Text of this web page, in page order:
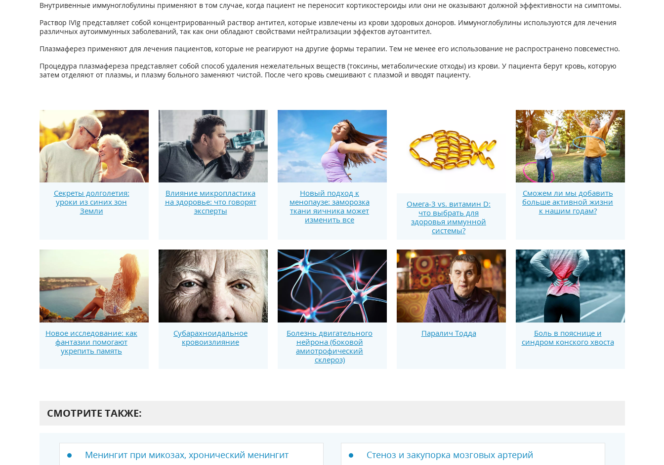
Внутривенные иммуноглобулины применяют в том случае, когда пациент не переносит кортикостероиды или они не оказывают должной эффективности на симптомы.
Раствор IVIg представляет собой концентрированный раствор антител, которые извлечены из крови здоровых доноров. Иммуноглобулины используются для лечения
различных аутоиммунных заболеваний, так как они обладают свойствами нейтрализации эффектов аутоантител.
Плазмаферез применяют для лечения пациентов, которые не реагируют на другие формы терапии. Тем не менее его использование не распространено повсеместно.
Процедура плазмафереза представляет собой способ удаления нежелательных веществ (токсины, метаболические отходы) из крови. У пациента берут кровь, которую
затем отделяют от плазмы, и плазму больного заменяют чистой. После чего кровь смешивают с плазмой и вводят пациенту.
Секреты долголетия:
уроки из синих зон
Земли
Влияние микропластика
на здоровье: что говорят
эксперты
Новый подход к
менопаузе: заморозка
ткани яичника может
изменить все
Омега-3 vs. витамин D:
что выбрать для
здоровья иммунной
системы?
Сможем ли мы добавить
больше активной жизни
к нашим годам?
Новое исследование: как
фантазии помогают
укрепить память
Субарахноидальное
кровоизлияние
Болезнь двигательного
нейрона (боковой
амиотрофический
склероз)
Паралич Тодда
Боль в пояснице и
синдром конского хвоста
СМОТРИТЕ ТАКЖЕ:
Менингит при микозах, хронический менингит Стеноз и закупорка мозговых артерий